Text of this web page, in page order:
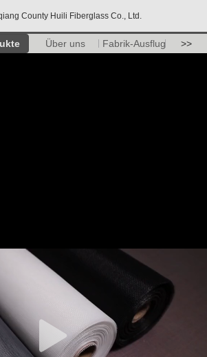
County Huili Fiberglass Co., Ltd.
Über uns Fabrik-Ausflug >>